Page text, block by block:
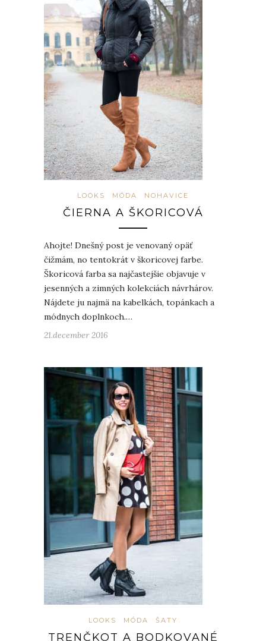
LOOKS MÓDA NOHAVICE
ČIERNA A ŠKORICOVÁ
Ahojte! Dnešný post je venovaný opäť
čižmám, no tentokrát v škoricovej farbe.
Škoricová farba sa najčastejšie objavuje v
jesenných a zimných kolekciách návrhárov.
Nájdete ju najmä na kabelkách, topánkach a
módnych doplnkoch.…
21.december 2016
LOOKS MÓDA ŠATY
TRENČKOT A BODKOVANÉ